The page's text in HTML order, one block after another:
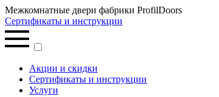
Межкомнатные двери фабрики ProfilDoors
Сертификаты и инструкции
Акции и скидки
Сертификаты и инструкции
Услуги